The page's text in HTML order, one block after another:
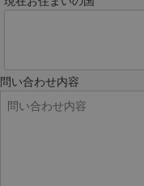
問い合わせ内容